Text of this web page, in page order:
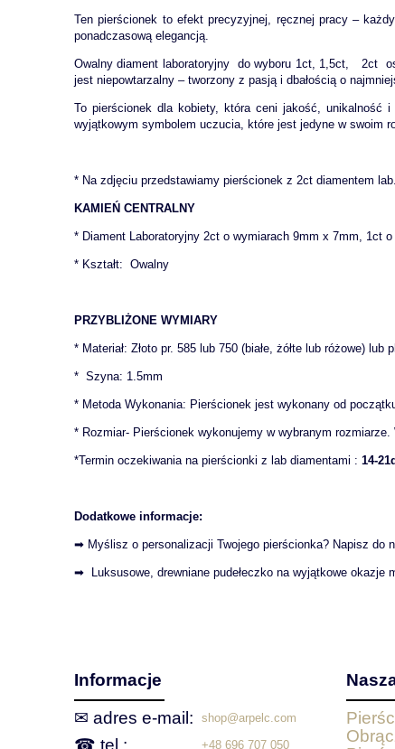
Ten pierścionek to efekt precyzyjnej, ręcznej pracy –
ponadczasową elegancją.
Owalny diament laboratoryjny do wyboru 1ct, 1,5ct, 2ct
jest niepowtarzalny – tworzony z pasją i dbałością o
To pierścionek dla kobiety, która ceni jakość,
wyjątkowym symbolem uczucia, które jest jedyne w swoim
* Na zdjęciu przedstawiamy pierścionek z 2ct diamentem lab.
KAMIEŃ CENTRALNY
* Diament Laboratoryjny 2ct o wymiarach 9mm x 7mm, 1ct
* Kształt: Owalny
PRZYBLIŻONE WYMIARY
* Materiał: Złoto pr. 585 lub 750 (białe, żółte lub różowe) lub
* Szyna: 1.5mm
* Metoda Wykonania: Pierścionek jest wykonany od
* Rozmiar- Pierścionek wykonujemy w wybranym
*Termin oczekiwania na pierścionki z lab diamentami : 14-
Dodatkowe informacje:
➡ Myślisz o personalizacji Twojego pierścionka? Napisz do
➡ Luksusowe, drewniane pudełeczko na wyjątkowe okazje
Informacje
✉ adres e‑mail:
shop@arpelc.com
☎ tel.: +48 696 707 050